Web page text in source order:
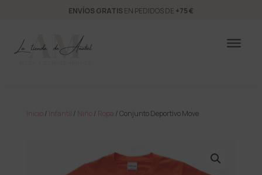
ENVÍOS GRATIS EN PEDIDOS DE +75 €
Inicio/ Infantil / Niño/ Ropa / Conjunto Deportivo Move